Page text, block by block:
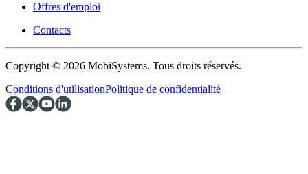
Offres d'emploi
Contacts
Copyright © 2026 MobiSystems. Tous droits réservés.
Conditions d'utilisationPolitique de confidentialité